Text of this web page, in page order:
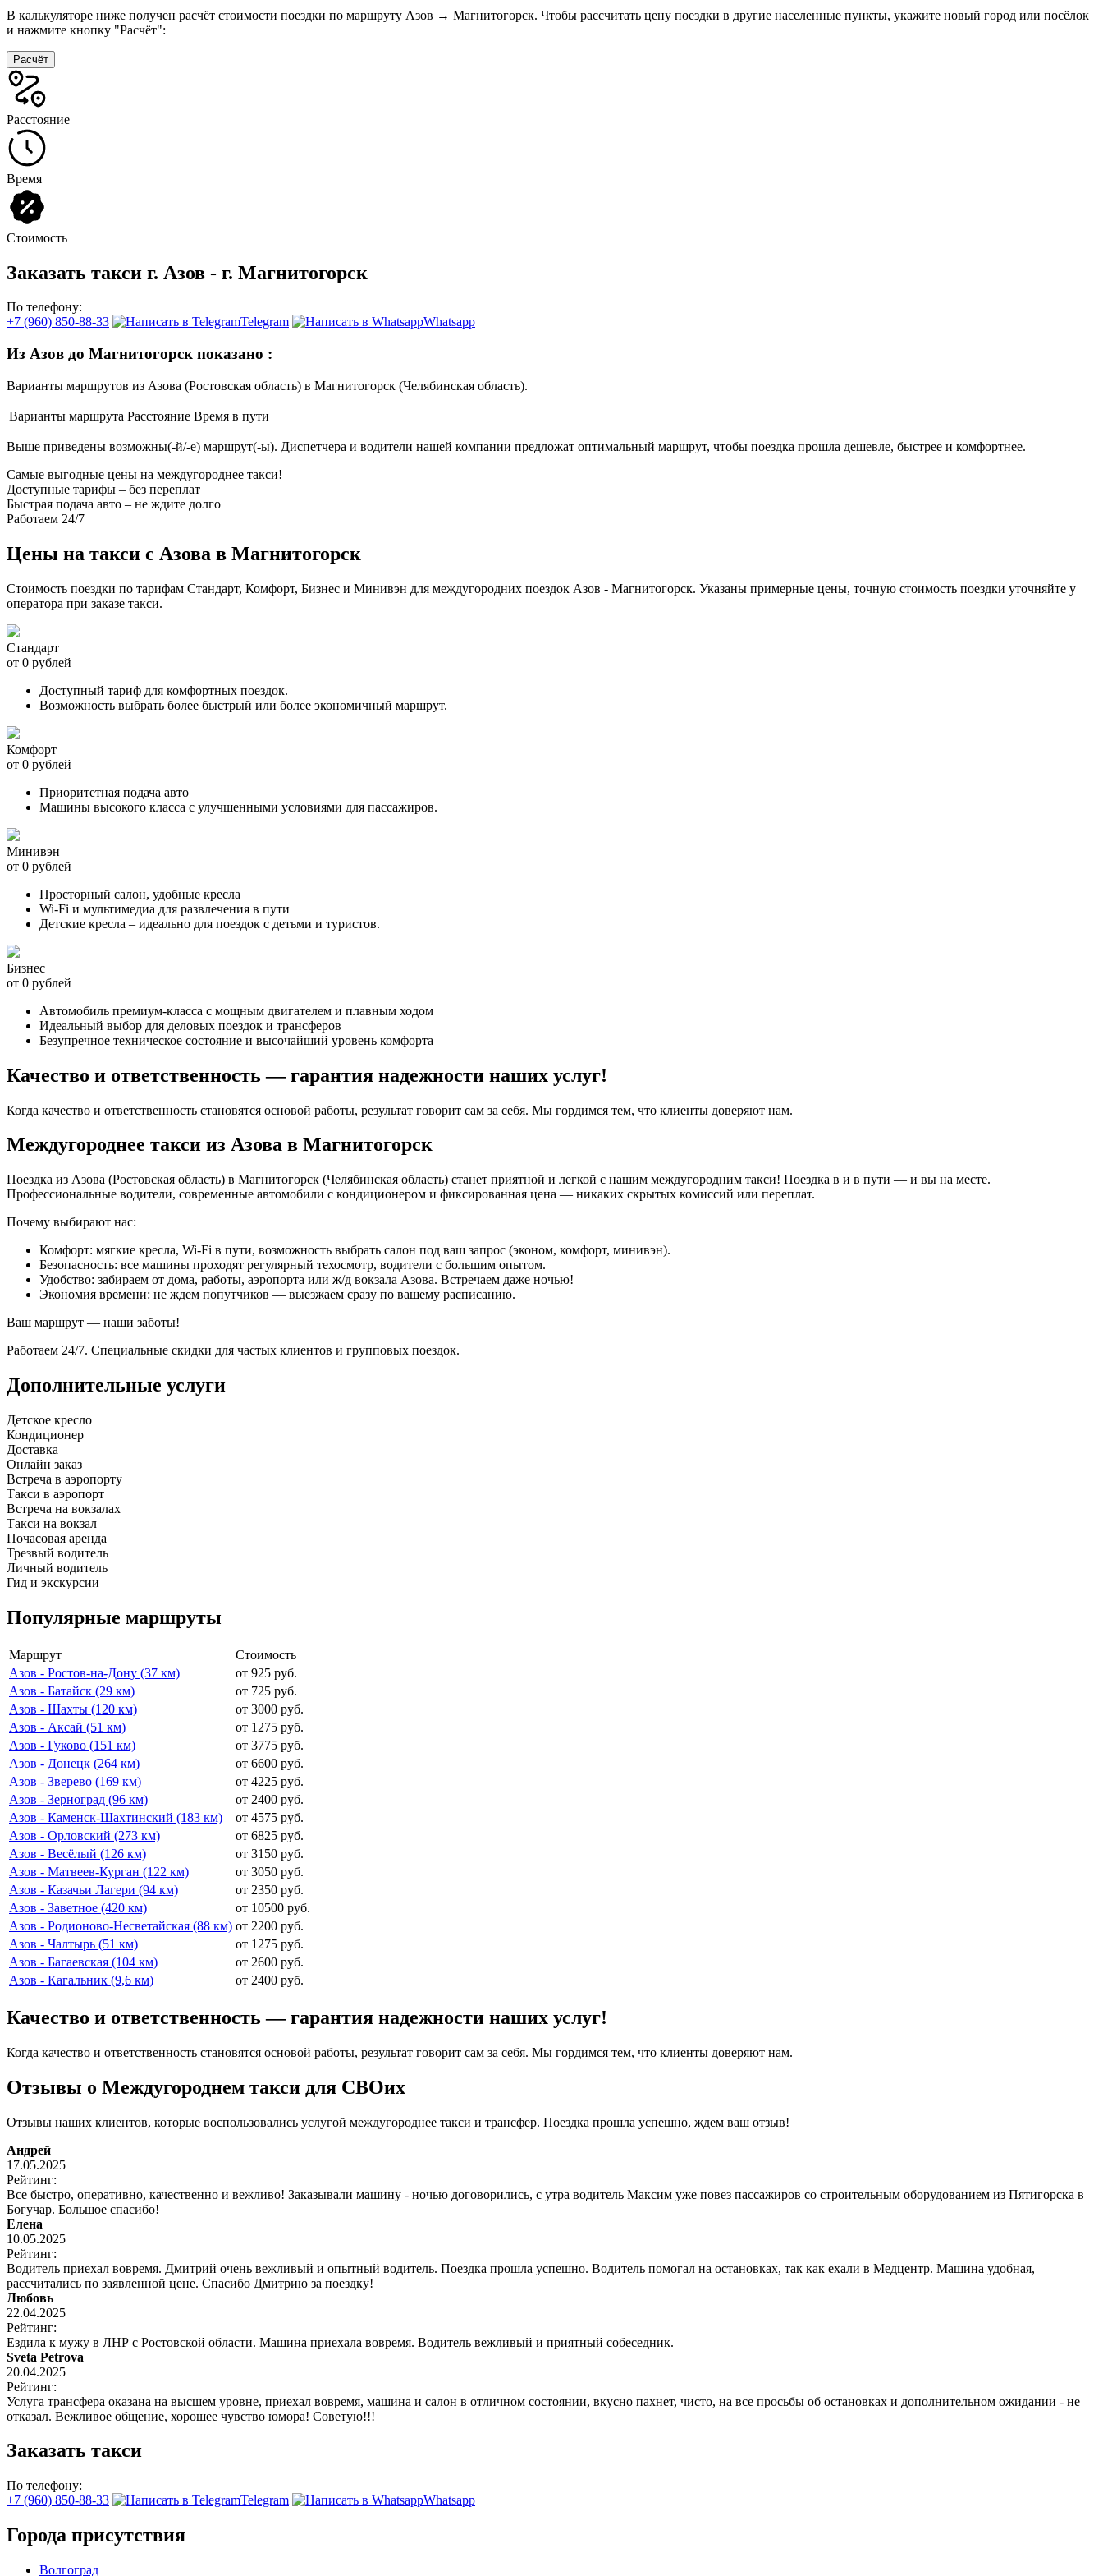
В калькуляторе ниже получен расчёт стоимости поездки по маршруту Азов → Магнитогорск. Чтобы рассчитать цену поездки в другие населенные пункты, укажите новый город или посёлок
и нажмите кнопку "Расчёт":
Расчёт
Расстояние
Время
Стоимость
Заказать такси г. Азов - г. Магнитогорск
По телефону:
+7 (960) 850-88-33
Telegram Whatsapp
Из Азов до Магнитогорск показано :
Варианты маршрутов из Азова (Ростовская область) в Магнитогорск (Челябинская область).
Варианты маршрута Расстояние Время в пути
Выше приведены возможны(-й/-е) маршрут(-ы). Диспетчера и водители нашей компании предложат оптимальный маршрут, чтобы поездка прошла дешевле, быстрее и комфортнее.
Самые выгодные цены на междугороднее такси!
Доступные тарифы – без переплат
Быстрая подача авто – не ждите долго
Работаем 24/7
Цены на такси с Азова в Магнитогорск
Стоимость поездки по тарифам Стандарт, Комфорт, Бизнес и Минивэн для междугородних поездок Азов - Магнитогорск. Указаны примерные цены, точную стоимость поездки уточняйте у
оператора при заказе такси.
Стандарт
от 0 рублей
Доступный тариф для комфортных поездок.
Возможность выбрать более быстрый или более экономичный маршрут.
Комфорт
от 0 рублей
Приоритетная подача авто
Машины высокого класса с улучшенными условиями для пассажиров.
Минивэн
от 0 рублей
Просторный салон, удобные кресла
Wi-Fi и мультимедиа для развлечения в пути
Детские кресла – идеально для поездок с детьми и туристов.
Бизнес
от 0 рублей
Автомобиль премиум-класса с мощным двигателем и плавным ходом
Идеальный выбор для деловых поездок и трансферов
Безупречное техническое состояние и высочайший уровень комфорта
Качество и ответственность — гарантия надежности наших услуг!
Когда качество и ответственность становятся основой работы, результат говорит сам за себя. Мы гордимся тем, что клиенты доверяют нам.
Междугороднее такси из Азова в Магнитогорск
Поездка из Азова (Ростовская область) в Магнитогорск (Челябинская область) станет приятной и легкой с нашим междугородним такси! Поездка в и в пути — и вы на месте.
Профессиональные водители, современные автомобили с кондиционером и фиксированная цена — никаких скрытых комиссий или переплат.
Почему выбирают нас:
Комфорт: мягкие кресла, Wi-Fi в пути, возможность выбрать салон под ваш запрос (эконом, комфорт, минивэн).
Безопасность: все машины проходят регулярный техосмотр, водители с большим опытом.
Удобство: забираем от дома, работы, аэропорта или ж/д вокзала Азова. Встречаем даже ночью!
Экономия времени: не ждем попутчиков — выезжаем сразу по вашему расписанию.
Ваш маршрут — наши заботы!
Работаем 24/7. Специальные скидки для частых клиентов и групповых поездок.
Дополнительные услуги
Детское кресло
Кондиционер
Доставка
Онлайн заказ
Встреча в аэропорту
Такси в аэропорт
Встреча на вокзалах
Такси на вокзал
Почасовая аренда
Трезвый водитель
Личный водитель
Гид и экскурсии
Популярные маршруты
Маршрут
Стоимость
Азов - Ростов-на-Дону (37 км)
от 925 руб.
Азов - Батайск (29 км)
от 725 руб.
Азов - Шахты (120 км)
от 3000 руб.
Азов - Аксай (51 км)
от 1275 руб.
Азов - Гуково (151 км)
от 3775 руб.
Азов - Донецк (264 км)
от 6600 руб.
Азов - Зверево (169 км)
от 4225 руб.
Азов - Зерноград (96 км)
от 2400 руб.
Азов - Каменск-Шахтинский (183 км)
от 4575 руб.
Азов - Орловский (273 км)
от 6825 руб.
Азов - Весёлый (126 км)
от 3150 руб.
Азов - Матвеев-Курган (122 км)
от 3050 руб.
Азов - Казачьи Лагери (94 км)
от 2350 руб.
Азов - Заветное (420 км)
от 10500 руб.
Азов - Родионово-Несветайская (88 км) от 2200 руб.
Азов - Чалтырь (51 км)
от 1275 руб.
Азов - Багаевская (104 км)
от 2600 руб.
Азов - Кагальник (9,6 км)
от 2400 руб.
Качество и ответственность — гарантия надежности наших услуг!
Когда качество и ответственность становятся основой работы, результат говорит сам за себя. Мы гордимся тем, что клиенты доверяют нам.
Отзывы о Междугороднем такси для СВОих
Отзывы наших клиентов, которые воспользовались услугой междугороднее такси и трансфер. Поездка прошла успешно, ждем ваш отзыв!
Андрей
17.05.2025
Рейтинг:
Все быстро, оперативно, качественно и вежливо! Заказывали машину - ночью договорились, с утра водитель Максим уже повез пассажиров со строительным оборудованием из Пятигорска в
Богучар. Большое спасибо!
Елена
10.05.2025
Рейтинг:
Водитель приехал вовремя. Дмитрий очень вежливый и опытный водитель. Поездка прошла успешно. Водитель помогал на остановках, так как ехали в Медцентр. Машина удобная,
рассчитались по заявленной цене. Спасибо Дмитрию за поездку!
Любовь
22.04.2025
Рейтинг:
Ездила к мужу в ЛНР с Ростовской области. Машина приехала вовремя. Водитель вежливый и приятный собеседник.
Sveta Petrova
20.04.2025
Рейтинг:
Услуга трансфера оказана на высшем уровне, приехал вовремя, машина и салон в отличном состоянии, вкусно пахнет, чисто, на все просьбы об остановках и дополнительном ожидании - не
отказал. Вежливое общение, хорошее чувство юмора! Советую!!!
Заказать такси
По телефону:
+7 (960) 850-88-33
Telegram Whatsapp
Города присутствия
Волгоград